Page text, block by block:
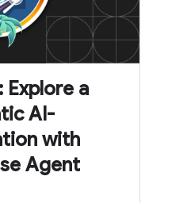
Explore a
AI-
with
Agent